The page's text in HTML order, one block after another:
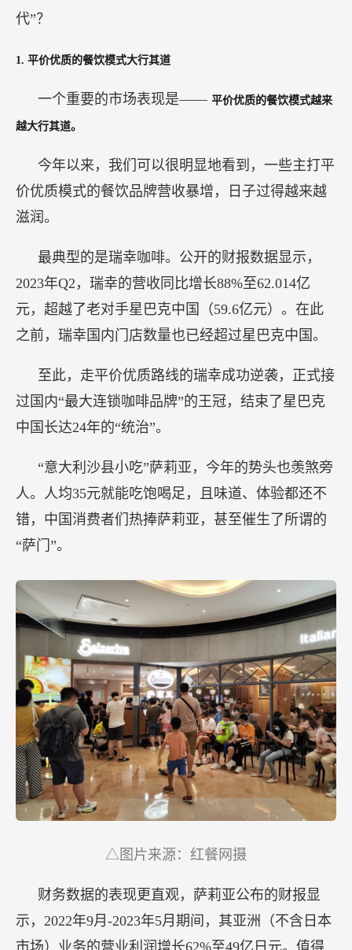
代”？
1. 平价优质的餐饮模式大行其道
一个重要的市场表现是—— 平价优质的餐饮模式越来
越大行其道。
今年以来，我们可以很明显地看到，一些主打平
价优质模式的餐饮品牌营收暴增，日子过得越来越
滋润。
最典型的是瑞幸咖啡。公开的财报数据显示，
2023年Q2，瑞幸的营收同比增长88%至62.014亿
元，超越了老对手星巴克中国（59.6亿元）。在此
之前，瑞幸国内门店数量也已经超过星巴克中国。
至此，走平价优质路线的瑞幸成功逆袭，正式接
过国内“最大连锁咖啡品牌”的王冠，结束了星巴克
中国长达24年的“统治”。
“意大利沙县小吃”萨莉亚，今年的势头也羡煞旁
人。人均35元就能吃饱喝足，且味道、体验都还不
错，中国消费者们热捧萨莉亚，甚至催生了所谓的
“萨门”。
△图片来源：红餐网摄
财务数据的表现更直观，萨莉亚公布的财报显
示，2022年9月-2023年5月期间，其亚洲（不含日本
市场）业务的营业利润增长62%至49亿日元。值得